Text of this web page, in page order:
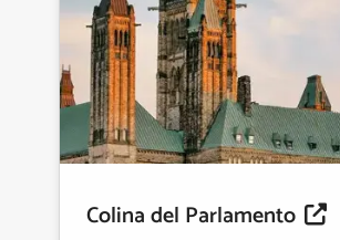
Colina del Parlamento